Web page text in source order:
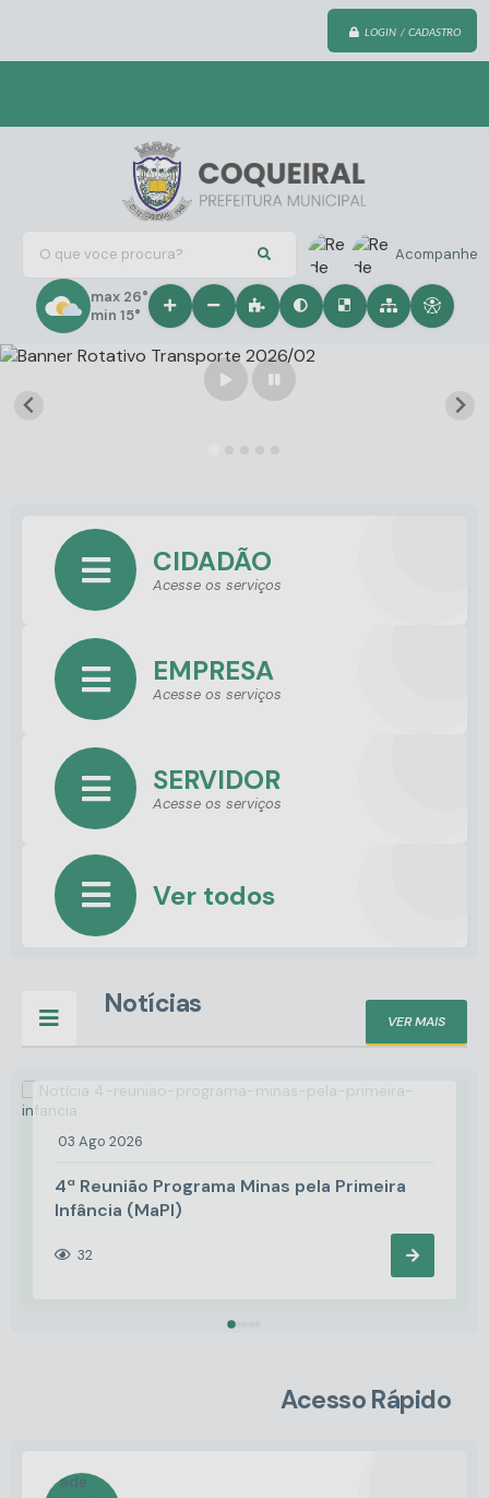
LOGIN / CADASTRO
O que voce procura? Acompanhe
max 26°
min 15°
CIDADÃO
Acesse os serviços
EMPRESA
Acesse os serviços
SERVIDOR
Acesse os serviços
Ver todos
Notícias
VER MAIS
4ª Reunião Programa Minas pela Primeira
Infância (MaPI)
03 Ago 2026
32
Acesso Rápido